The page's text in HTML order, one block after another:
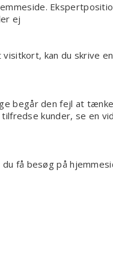
ej
kan du skrive
begår den fejl at
kunder, se en
få besøg på